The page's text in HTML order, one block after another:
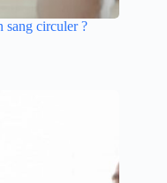
sang circuler ?